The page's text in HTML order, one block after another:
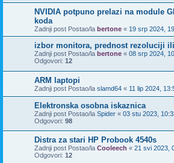
NVIDIA potpuno prelazi na module
koda
Zadnji post Postao/la bertone « 19 srp 2024,
izbor monitora, prednost rezoluciji
Zadnji post Postao/la bertone « 08 srp 2024,
Odgovori: 12
ARM laptopi
Zadnji post Postao/la slamd64 « 11 lip 2024,
Elektronska osobna iskaznica
Zadnji post Postao/la Spider « 03 stu 2023,
Odgovori: 98
Distra za stari HP Probook 4540s
Zadnji post Postao/la Cooleech « 21 svi 2023,
Odgovori: 12